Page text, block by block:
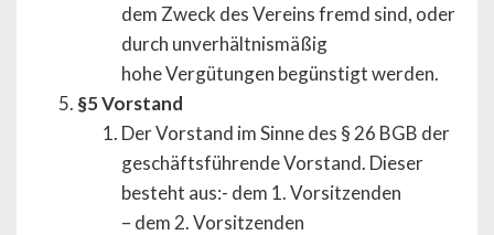
dem Zweck des Vereins fremd sind, oder
durch unverhältnismäßig
hohe Vergütungen begünstigt werden.
§5 Vorstand
Der Vorstand im Sinne des § 26 BGB der
geschäftsführende Vorstand. Dieser
besteht aus:- dem 1. Vorsitzenden
– dem 2. Vorsitzenden